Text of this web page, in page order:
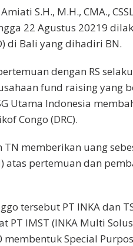
S.H., M.H., CMA.,
22 Agustus 20219
di Bali yang dihadiri BN.
dengan RS
fund raising yang
Utama Indonesia
Congo (DRC).
memberikan uang
atas pertemuan dan
tersebut PT INKA dan
PT IMST (INKA Multi
Special